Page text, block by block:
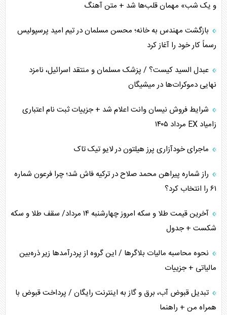
اربعین، کابوس مشترک تل‌آویو-واشنگتن
برنامه هفتم توسعه در نقطه کور سیاستگذاری
کنوانسیون دریای خزر در راستای منافع ملی است؟
اوکراین بازوی مخرب آمریکا در غرب آسیا
اهمیت راهبردی اردن برای آمریکا
پیام، ظرفیت بالفعل‌نشده تجارت ایران
همسویی عربستان با سنتکام علیه متحدان ایران
ترامپ و توهم خلع سلاح حماس
و یک شب» مهمان قلب‌ها شد + متن آهنگ
بازگشت مهندس به خانه؛ محسن مسلمان در تیم امید پرسپولیس
رسماً کار خود را آغاز کرد
عبدل السید کیست؟ / پزشک مسلمان و منتقد اسرائیل، نامزد
نهایی دموکرات‌ها در میشیگان
شرایط فروش نیسان وانت اعلام شد + جزییات ثبت نام اعتباری
زامیاد EX مرداد ۱۴۰۵
ماجرای خودآزاری پرز هیلتون در لایو تیک تاک
راز شماره پیراهن محمد صلاح در ترکیه فاش شد؛ چرا فرعون شماره
۶۱ را انتخاب کرد؟
آخرین قیمت طلا و سکه امروز چهارشنبه ۱۴ مرداد/ سقف طلا و سکه
شکست + جدول
نحوه محاسبه مالیات بلاگر‌ها / این گروه از پردرآمد‌ها زیر ذره‌بین
مالیاتی + جزییات
تبدیل قبوض آب، برق و گاز به اینترنت رایگان / پرداخت قبوض با
همراه من + راهنما